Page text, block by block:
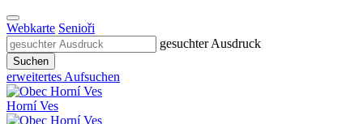
Webkarte Senioři
gesuchter Ausdruck
Suchen
erweitertes Aufsuchen
Horní Ves